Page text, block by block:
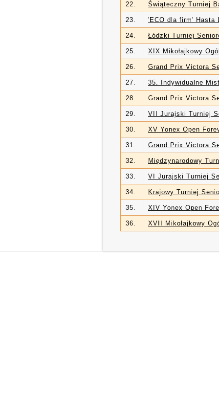
22. Świąteczny Turniej
23. 'ECO dla firm' Hasta
24. Łódzki Turniej
25. XIX Mikołajkowy
26. Grand Prix Victora
27. 35. Indywidualne
28. Grand Prix Victora
29. VII Jurajski Turniej
30. XV Yonex Open
31. Grand Prix Victora
32. Międzynarodowy
33. VI Jurajski Turniej
34. Krajowy Turniej
35. XIV Yonex Open
36. XVII Mikołajkowy